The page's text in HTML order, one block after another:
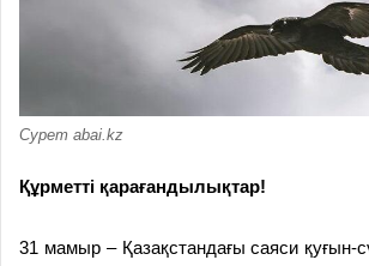
Сурет abai.kz
Құрметті қарағандылықтар!
31 мамыр – Қазақстанда­ғы саяси қуғын-